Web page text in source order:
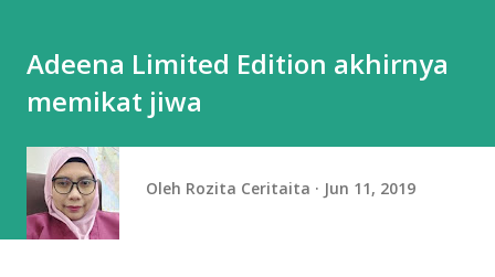
Adeena Limited Edition akhirnya
memikat jiwa
Oleh Rozita Ceritaita Jun 11, 2019